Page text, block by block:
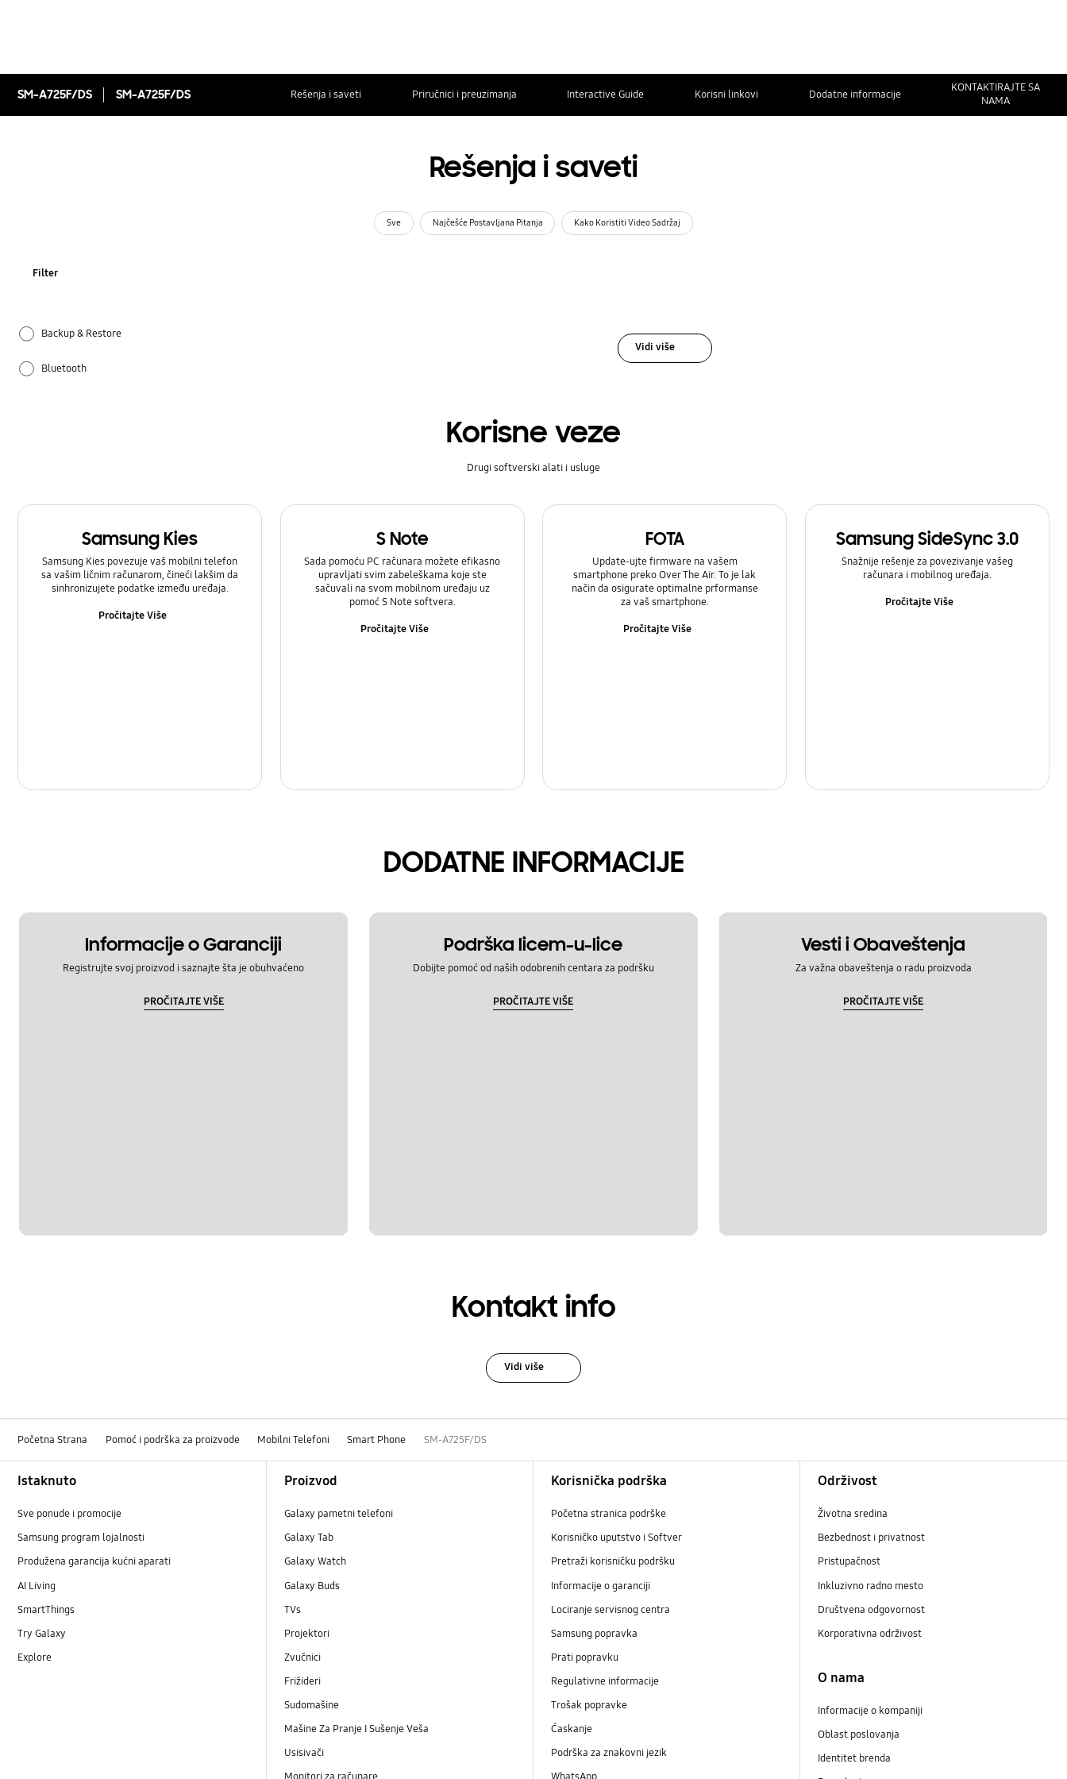
SM-A725F/DS SM-A725F/DS Rešenja i saveti Priručnici i preuzimanja Interactive Guide Korisni linkovi Dodatne informacije
KONTAKTIRAJTE SA
NAMA
Rešenja i saveti
Sve Najčešće Postavljana Pitanja Kako Koristiti Video Sadržaj
Filter
Backup & Restore
Bluetooth
Podešavanja
Poziv i kontakti
SNS
Samsung Apps
kamera
Vidi više
Korisne veze
Drugi softverski alati i usluge
Samsung Kies
Samsung Kies povezuje vaš mobilni telefon
sa vašim ličnim računarom, čineći lakšim da
sinhronizujete podatke između uređaja.
Pročitajte Više
S Note
Sada pomoću PC računara možete efikasno
upravljati svim zabeleškama koje ste
sačuvali na svom mobilnom uređaju uz
pomoć S Note softvera.
Pročitajte Više
FOTA
Update-ujte firmware na vašem
smartphone preko Over The Air. To je lak
način da osigurate optimalne prformanse
za vaš smartphone.
Pročitajte Više
Samsung SideSync 3.0
Snažnije rešenje za povezivanje vašeg
računara i mobilnog uređaja.
Pročitajte Više
DODATNE INFORMACIJE
Informacije o Garanciji
Registrujte svoj proizvod i saznajte šta je obuhvaćeno
PROČITAJTE VIŠE
Podrška licem-u-lice
Dobijte pomoć od naših odobrenih centara za podršku
PROČITAJTE VIŠE
Vesti i Obaveštenja
Za važna obaveštenja o radu proizvoda
PROČITAJTE VIŠE
Kontakt info
Vidi više
Početna Strana Pomoć i podrška za proizvode Mobilni Telefoni Smart Phone SM-A725F/DS
Istaknuto
Sve ponude i promocije
Samsung program lojalnosti
Produžena garancija kućni aparati
AI Living
SmartThings
Try Galaxy
Explore
Proizvod
Galaxy pametni telefoni
Galaxy Tab
Galaxy Watch
Galaxy Buds
TVs
Projektori
Zvučnici
Frižideri
Sudomašine
Mašine Za Pranje I Sušenje Veša
Usisivači
Korisnička podrška
Početna stranica podrške
Korisničko uputstvo i Softver
Pretraži korisničku podršku
Informacije o garanciji
Lociranje servisnog centra
Samsung popravka
Prati popravku
Regulativne informacije
Trošak popravke
Ćaskanje
Podrška za znakovni jezik
Održivost
Životna sredina
Bezbednost i privatnost
Pristupačnost
Inkluzivno radno mesto
Društvena odgovornost
Korporativna održivost
O nama
Informacije o kompaniji
Oblast poslovanja
Identitet brenda